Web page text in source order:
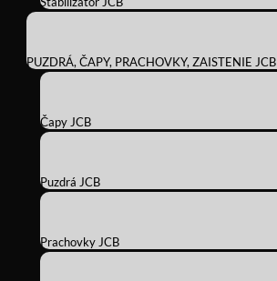
PUZDRÁ, ČAPY, PRACHOVKY, ZAISTENIE JCB
Čapy JCB
Puzdrá JCB
Prachovky JCB